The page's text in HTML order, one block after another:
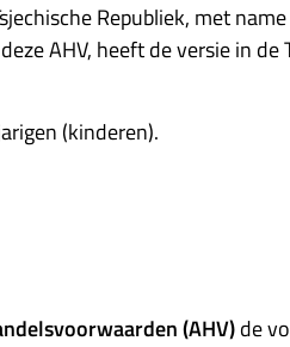
Republiek, met
AHV, heeft de versie in de
(kinderen).
(AHV)de